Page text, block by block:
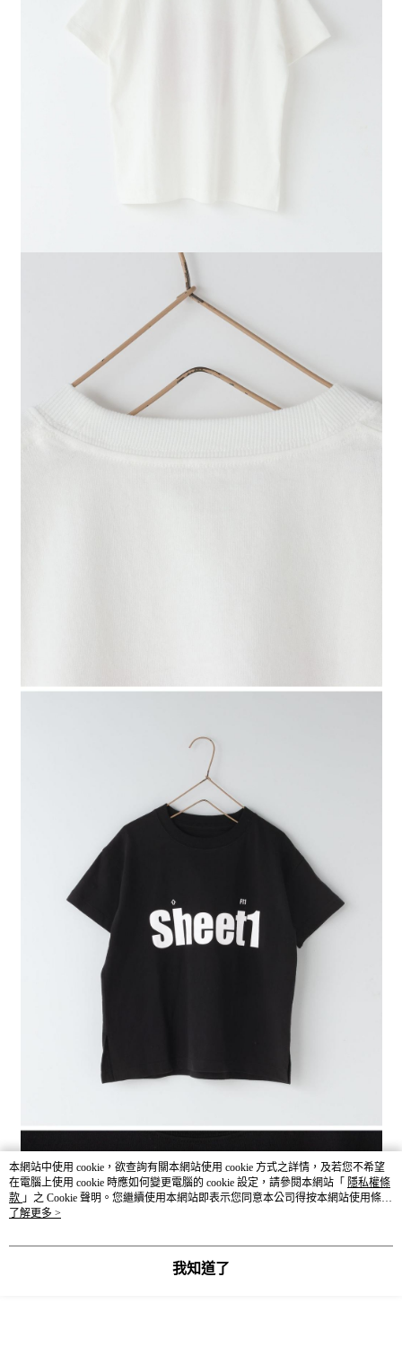
本網站中使用 cookie，欲查詢有關本網站使用 cookie 方式之詳情，及若您不希望
在電腦上使用 cookie 時應如何變更電腦的 cookie 設定，請參閱本網站「 隱私權條
款 」之 Cookie 聲明。您繼續使用本網站即表示您同意本公司得按本網站使用條款
之 Cookie 聲明使用 cookie。
了解更多 >
我知道了